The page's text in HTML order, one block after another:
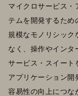
マイクロサービス・
テムを開発するため
規模なモノリシック
なく、操作やインタ
サービス・スイート
アプリケーション開
容易性の向上につな